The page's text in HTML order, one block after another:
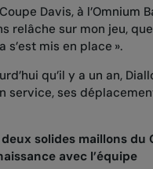
Davis, à l’Omnium
relâche sur mon jeu,
mis en place ».
qu’il y a un an,
service, ses
solides maillons du
avec l’équipe